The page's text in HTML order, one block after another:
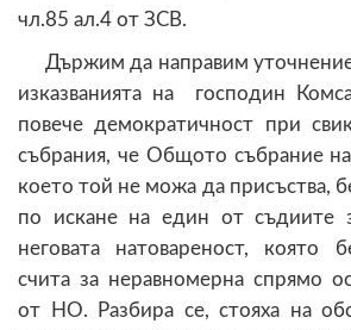
чл.85 ал.4 от ЗСВ.
Държим да направим
изказванията на господин
повече демократичност при
събрания, че Общото събрание
което той не можа да присъства,
по искане на един от съдиите
неговата натовареност, която
счита за неравномерна спрямо
от НО. Разбира се, стояха на